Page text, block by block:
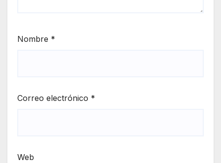
Nombre *
Correo electrónico *
Web